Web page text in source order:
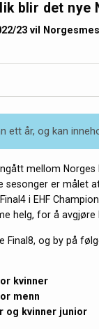
blir det nye
23 vil
ett år, og kan
mellom
sesonger er målet
i EHF
helg, for å
Final8, og by på
kvinner
menn
og kvinner junior